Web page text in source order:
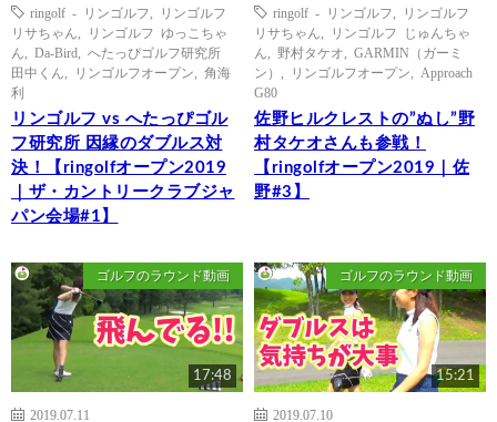
ringolf - リンゴルフ
リンゴルフ
リサちゃん
リンゴルフ ゆっこちゃ
ん
Da-Bird
へたっぴゴルフ研究所
田中くん
リンゴルフオープン
角海
利
リンゴルフ vs へたっぴゴル
フ研究所 因縁のダブルス対
決！【ringolfオープン2019
｜ザ・カントリークラブジャ
パン会場#1】
ringolf - リンゴルフ
リンゴルフ
リサちゃん
リンゴルフ じゅんちゃ
ん
野村タケオ
GARMIN（ガーミ
ン）
リンゴルフオープン
Approach
G80
佐野ヒルクレストの”ぬし”野
村タケオさんも参戦！
【ringolfオープン2019｜佐
野#3】
ゴルフのラウンド動画
17:48
2019.07.11
ゴルフのラウンド動画
15:21
2019.07.10